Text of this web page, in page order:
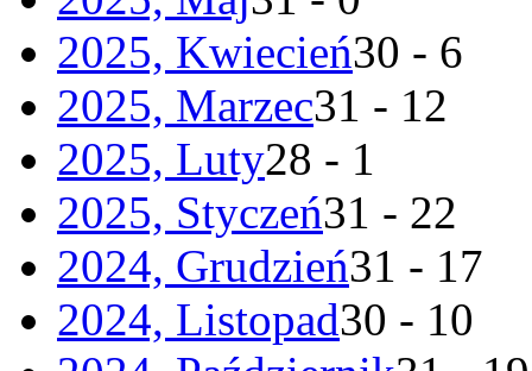
2025, Kwiecień30 - 6
2025, Marzec31 - 12
2025, Luty28 - 1
2025, Styczeń31 - 22
2024, Grudzień31 - 17
2024, Listopad30 - 10